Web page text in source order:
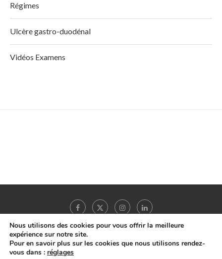
Régimes
Ulcère gastro-duodénal
Vidéos Examens
Copyright © 2022 -MonHepatoGastro.net- Tous droits réservés |A propos|
Nous utilisons des cookies pour vous offrir la meilleure
expérience sur notre site.
Pour en savoir plus sur les cookies que nous utilisons rendez-
vous dans : réglages